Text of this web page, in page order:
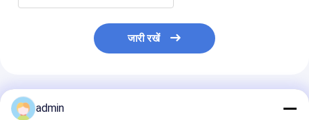
जारी रखें
अनुशंसित उत्पाद
admin